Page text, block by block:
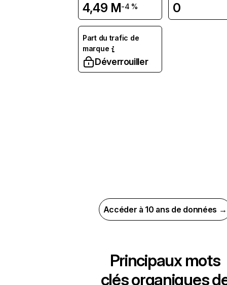
4,49 M-4 % 0
Part du trafic de
marque
Déverrouiller
Accéder à 10 ans de données →
Principaux mots
clés organiques